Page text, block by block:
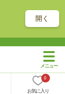
開く
0
お気に入り